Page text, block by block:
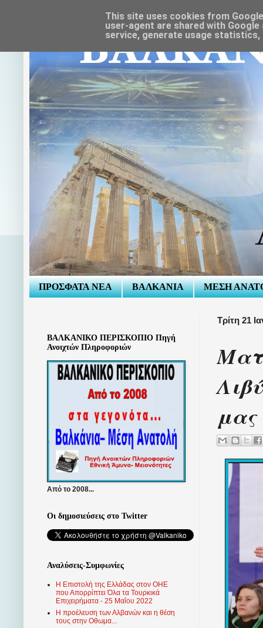
ΠΡΟΣΦΑΤΑ ΝΕΑ ΒΑΛΚΑΝΙΑ ΜΕΣΗ
Τρίτη 21
μας
ΒΑΛΚΑΝΙΚΟ ΠΕΡΙΣΚΟΠΙΟ Πηγή
Ανοιχτών Πληροφοριών
Από το 2008...
Οι δημοσιεύσεις στο Twitter
Αναλύσεις-Συμφωνίες
Η Επιστολή της Ελλάδας στον ΟΗΕ
που Απορρίπτει Όλα τα Τουρκικά
Επιχειρήματα - 25 Μαΐου 2022
Η προέλευση των Αλβανών και η θέση
τους στην Οθωμα...
This site uses cookies from
user-agent are shared with
service, generate usage statistics,